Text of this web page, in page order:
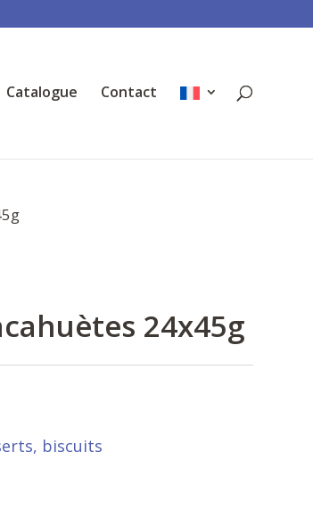
Catalogue Contact
24x45g
biscuits